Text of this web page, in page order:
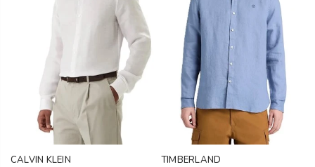
CALVIN KLEIN TIMBERLAND